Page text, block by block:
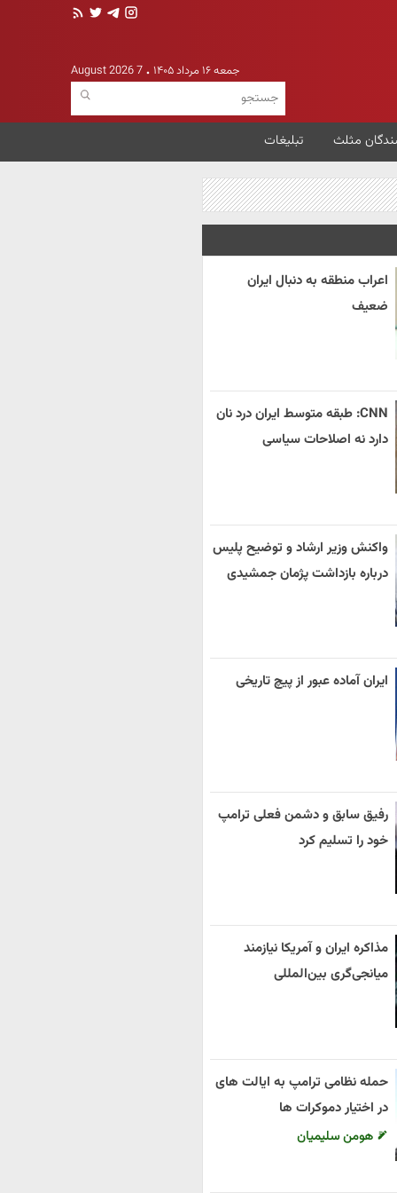
جمعه ۱۶ مرداد ۱۴۰۵ 7 August 2026
مثلث تبلیغات
اعراب منطقه به دنبال ایران
ضعیف
CNN: طبقه متوسط ایران درد نان
دارد نه اصلاحات سیاسی
واکنش وزیر ارشاد و توضیح پلیس
درباره بازداشت پژمان جمشیدی
ایران آماده عبور از پیچ تاریخی
رفیق سابق و دشمن فعلی ترامپ
خود را تسلیم کرد
مذاکره ایران و آمریکا نیازمند
میانجی‌گری بین‌المللی
حمله نظامی ترامپ به ایالت های
در اختیار دموکرات ها
هومن سلیمیان